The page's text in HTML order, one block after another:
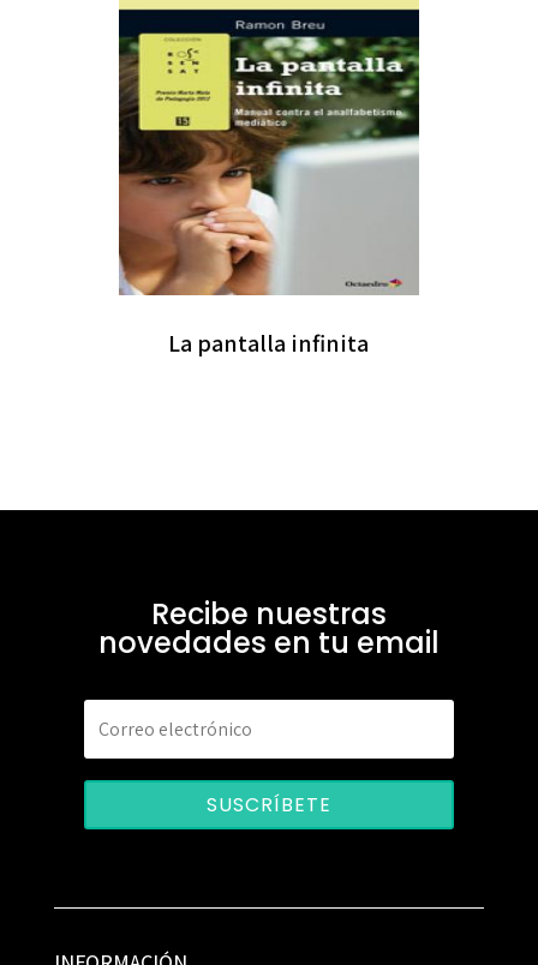
La pantalla infinita
Recibe nuestras
novedades en tu email
SUSCRÍBETE